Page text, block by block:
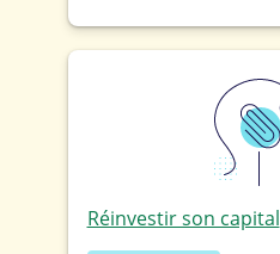
Réinvestir son capital